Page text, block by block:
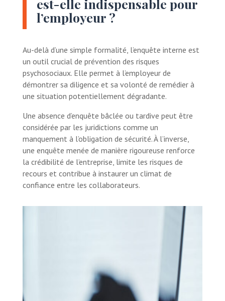
est-elle indispensable pour
l’employeur ?
Au-delà d’une simple formalité, l’enquête interne est
un outil crucial de prévention des risques
psychosociaux. Elle permet à l’employeur de
démontrer sa diligence et sa volonté de remédier à
une situation potentiellement dégradante.
Une absence d’enquête bâclée ou tardive peut être
considérée par les juridictions comme un
manquement à l’obligation de sécurité. À l’inverse,
une enquête menée de manière rigoureuse renforce
la crédibilité de l’entreprise, limite les risques de
recours et contribue à instaurer un climat de
confiance entre les collaborateurs.